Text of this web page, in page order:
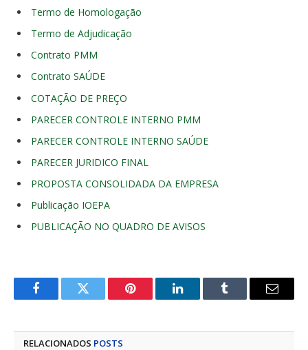
Termo de Homologação
Termo de Adjudicação
Contrato PMM
Contrato SAÚDE
COTAÇÃO DE PREÇO
PARECER CONTROLE INTERNO PMM
PARECER CONTROLE INTERNO SAÚDE
PARECER JURIDICO FINAL
PROPOSTA CONSOLIDADA DA EMPRESA
Publicação IOEPA
PUBLICAÇÃO NO QUADRO DE AVISOS
FacebookTwitter Pinterest LinkedInTumblr
E-
RELACIONADOS POSTS